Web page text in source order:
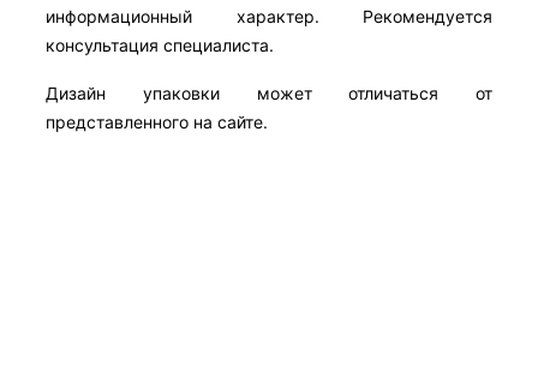
информационный характер. Рекомендуется
консультация специалиста.
Дизайн упаковки может отличаться от
представленного на сайте.